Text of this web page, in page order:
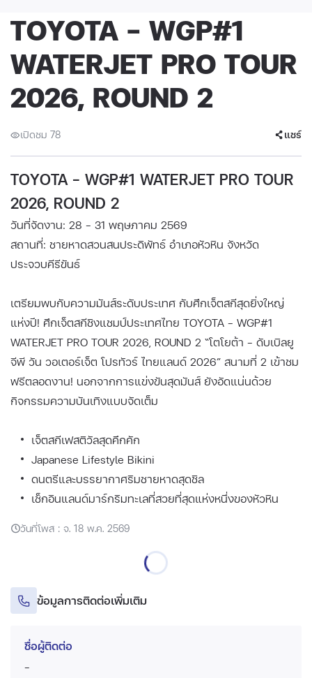
TOYOTA - WGP#1
WATERJET PRO TOUR
2026, ROUND 2
เปิดชม 78 แชร์
TOYOTA - WGP#1 WATERJET PRO TOUR
2026, ROUND 2
วันที่จัดงาน: 28 - 31 พฤษภาคม 2569
สถานที่: ชายหาดสวนสนประดิพัทธ์ อำเภอหัวหิน จังหวัด
ประจวบคีรีขันธ์
เตรียมพบกับความมันส์ระดับประเทศ กับศึกเจ็ตสกีสุดยิ่งใหญ่
แห่งปี! ศึกเจ็ตสกีชิงแชมป์ประเทศไทย TOYOTA - WGP#1
WATERJET PRO TOUR 2026, ROUND 2 “โตโยต้า - ดับเบิลยู
จีพี วัน วอเตอร์เจ็ต โปรทัวร์ ไทยแลนด์ 2026” สนามที่ 2 เข้าชม
ฟรีตลอดงาน! นอกจากการแข่งขันสุดมันส์ ยังอัดแน่นด้วย
กิจกรรมความบันเทิงแบบจัดเต็ม
เจ็ตสกีเฟสติวัลสุดคึกคัก
Japanese Lifestyle Bikini
ดนตรีและบรรยากาศริมชายหาดสุดชิล
เช็กอินแลนด์มาร์กริมทะเลที่สวยที่สุดแห่งหนึ่งของหัวหิน
วันที่โพส : จ. 18 พ.ค. 2569
ข้อมูลการติดต่อเพิ่มเติม
ชื่อผู้ติดต่อ
-